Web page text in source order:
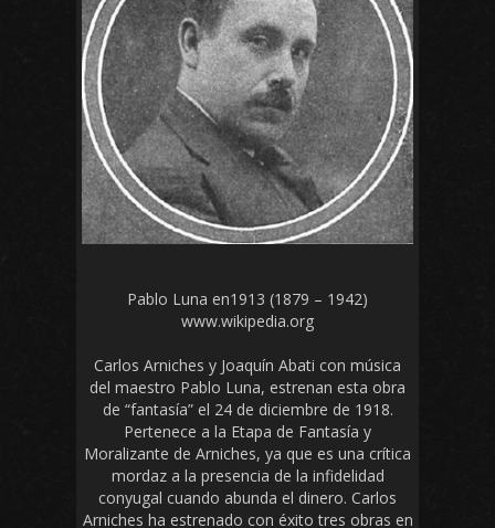
Pablo Luna en1913 (1879 – 1942)
www.wikipedia.org
Carlos Arniches y Joaquín Abati con música
del maestro Pablo Luna, estrenan esta obra
de “fantasía” el 24 de diciembre de 1918.
Pertenece a la Etapa de Fantasía y
Moralizante de Arniches, ya que es una crítica
mordaz a la presencia de la infidelidad
conyugal cuando abunda el dinero. Carlos
Arniches ha estrenado con éxito tres obras en